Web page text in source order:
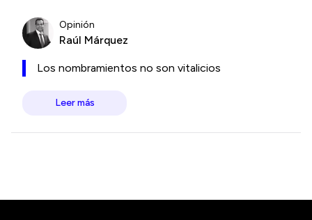
Opinión
Raúl Márquez
Los nombramientos no son vitalicios
Leer más